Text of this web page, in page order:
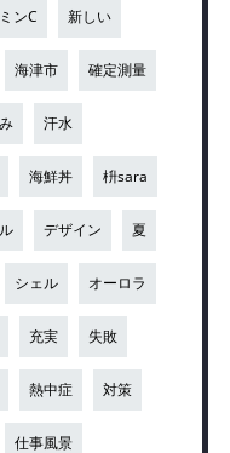
ンC 新しい
海津市 確定測量
汗水
海鮮丼 枡sara
デザイン 夏
シェル オーロラ
充実 失敗
熱中症 対策
仕事風景